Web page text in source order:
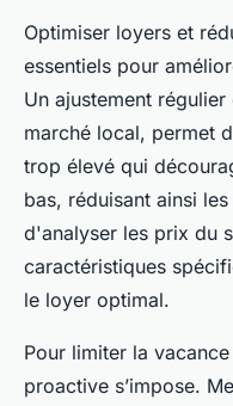
Optimiser loyers et
essentiels pour
Un ajustement
marché local, permet
trop élevé qui
bas, réduisant ainsi
d'analyser les prix du
caractéristiques
le loyer optimal.
Pour limiter la
proactive s’impose.